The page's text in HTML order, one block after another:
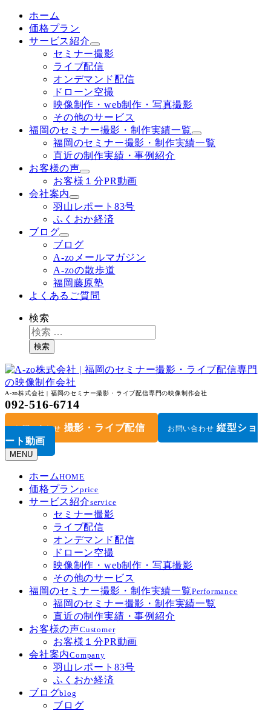
ホーム
価格プラン
サービス紹介
セミナー撮影
ライブ配信
オンデマンド配信
ドローン空撮
映像制作・web制作・写真撮影
その他のサービス
福岡のセミナー撮影・制作実績一覧
福岡のセミナー撮影・制作実績一覧
直近の制作実績・事例紹介
お客様の声
お客様１分PR動画
会社案内
羽山レポート83号
ふくおか経済
ブログ
ブログ
A-zoメールマガジン
A-zoの散歩道
福岡藤原塾
よくあるご質問
検索
検索
A-zo株式会社 | 福岡のセミナー撮影・ライブ配信専門の映像制作会社
092-516-6714
お問い合わせ 撮影・ライブ配信 お問い合わせ 縦型ショ
ート動画
MENU
ホームHOME
価格プランprice
サービス紹介service
セミナー撮影
ライブ配信
オンデマンド配信
ドローン空撮
映像制作・web制作・写真撮影
その他のサービス
福岡のセミナー撮影・制作実績一覧Performance
福岡のセミナー撮影・制作実績一覧
直近の制作実績・事例紹介
お客様の声Customer
お客様１分PR動画
会社案内Company
羽山レポート83号
ふくおか経済
ブログblog
ブログ